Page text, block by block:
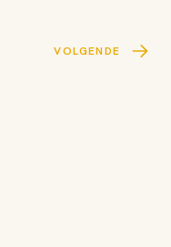
VOLGENDE